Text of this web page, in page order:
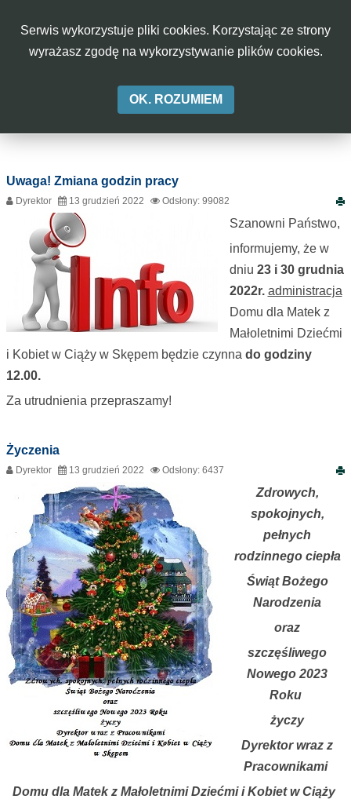
Aa A-
W
CIĄŻY
SKĘPEM
Uwaga! Zmiana godzin pracy
Dyrektor 13 grudzień 2022 Odsłony: 99082
Szanowni Państwo,
informujemy, że w
dniu 23 i 30 grudnia
2022r. administracja
Domu dla Matek z
Małoletnimi Dziećmi
i Kobiet w Ciąży w Skępem będzie czynna do godziny
12.00.
Za utrudnienia przepraszamy!
Życzenia
Dyrektor 13 grudzień 2022 Odsłony: 6437
Zdrowych,
spokojnych,
pełnych
rodzinnego ciepła
Świąt Bożego
Narodzenia
oraz
szczęśliwego
Nowego 2023
Roku
życzy
Dyrektor wraz z
Pracownikami
Domu dla Matek z Małoletnimi Dziećmi i Kobiet w Ciąży
Serwis wykorzystuje pliki cookies. Korzystając ze strony
wyrażasz zgodę na wykorzystywanie plików cookies.
OK. ROZUMIEM